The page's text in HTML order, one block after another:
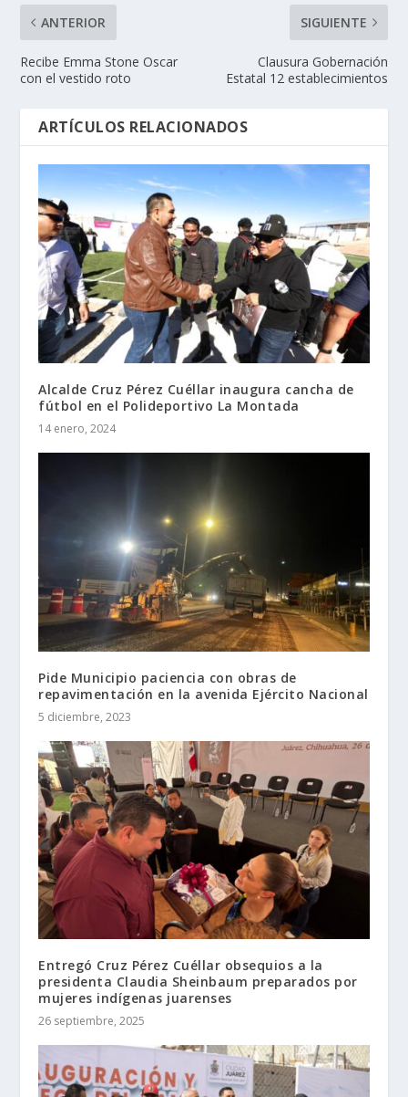
ANTERIOR
Recibe Emma Stone Oscar
con el vestido roto
SIGUIENTE
Clausura Gobernación
Estatal 12 establecimientos
ARTÍCULOS RELACIONADOS
Alcalde Cruz Pérez Cuéllar inaugura cancha de
fútbol en el Polideportivo La Montada
14 enero, 2024
Pide Municipio paciencia con obras de
repavimentación en la avenida Ejército Nacional
5 diciembre, 2023
Entregó Cruz Pérez Cuéllar obsequios a la
presidenta Claudia Sheinbaum preparados por
mujeres indígenas juarenses
26 septiembre, 2025